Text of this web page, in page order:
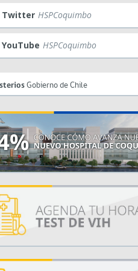
Twitter HSPCoquimbo
YouTube HSPCoquimbo
Gobierno de Chile